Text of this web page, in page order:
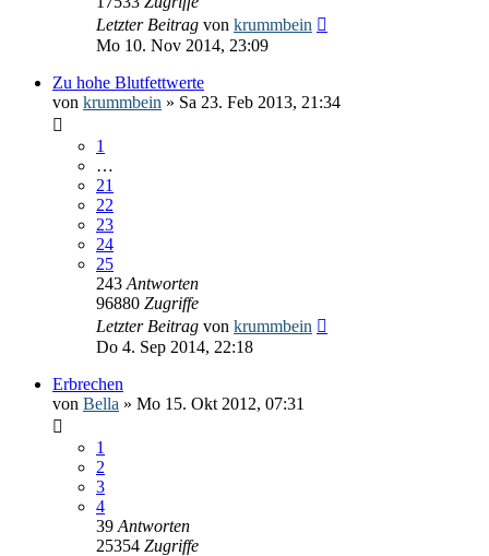
Letzter Beitrag von krummbein
Mo 10. Nov 2014, 23:09
Zu hohe Blutfettwerte
von krummbein » Sa 23. Feb 2013, 21:34
1
…
21
22
23
24
25
243 Antworten
96880 Zugriffe
Letzter Beitrag von krummbein
Do 4. Sep 2014, 22:18
Erbrechen
von Bella » Mo 15. Okt 2012, 07:31
1
2
3
4
39 Antworten
25354 Zugriffe